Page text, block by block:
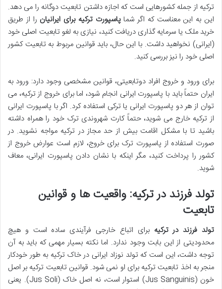
ترکیه از جمله کشورهایی است که اجازه داشتن تابعیت دوگانه را می دهد.
این به این معناست که اگر شماپاسپورت ترکیه برای ایرانیان را از طریق
خرید ملک یا سرمایه گذاری دریافت کنید، نیازی به لغو تابعیت اصلی خود
(ایرانی) نخواهید داشت. با این حال، باید قوانین مربوط به تابعیت کشور
اصلی خود را نیز بررسی کنید.
برای ورود و خروج افراد دوتابعیتی، قوانین مشخصی وجود دارد: ورود به
ایران حتماً باید با پاسپورت ایرانی انجام شود، اما برای خروج از ترکیه، می
توان از هر دو پاسپورت ایرانی یا ترکی استفاده کرد. اگر با پاسپورت ایرانی
از ترکیه خارج می شوید، حتماً کارت شهروندی ترک خود را همراه داشته
باشید تا با مشکل اقامت بیش از حد مجاز در ترکیه مواجه نشوید. در
صورت استفاده از پاسپورت ترک برای خروج، لازم است عوارض خروج از
کشور را پرداخت کنید، مگر اینکه با نشان دادن پاسپورت ایرانی، معاف
شوید.
تولد فرزند در ترکیه: واقعیت ها و قوانین
تابعیت
تولد فرزند در ترکیه برای اتباع خارجی فرآیندی ساده است و هیچ
محدودیتی از این بابت وجود ندارد. اما نکته بسیار مهمی که باید به آن
توجه داشت، این است که تولد نوزاد ایرانی در خاک ترکیه به طور خودکار
منجر به اخذ تابعیت ترکیه برای او نمی شود. قوانین تابعیت ترکیه بر اصل
خون (Jus Sanguinis) استوار است، نه اصل خاک (Jus Soli). یعنی